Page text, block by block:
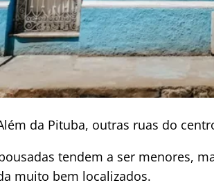
da Pituba, outras ruas do
tendem a ser menores,
muito bem localizados.